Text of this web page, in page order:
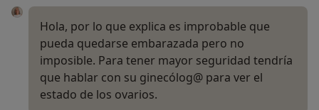
Hola, por lo que explica es improbable que
pueda quedarse embarazada pero no
imposible. Para tener mayor seguridad tendría
que hablar con su ginecólog@ para ver el
estado de los ovarios.